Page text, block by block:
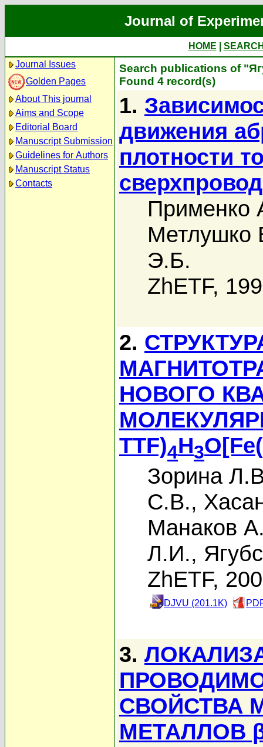
Journal of
HOME
Journal Issues
Golden Pages
About This journal
Aims and Scope
Editorial Board
Manuscript Submission
Guidelines for Authors
Manuscript Status
Contacts
Search publications of
Found 4 record(s)
1.
движения
плотности
Применко
Метлушко
Э.Б.
ZhETF,
2.
НОВОГО
TTF)4H3
Зорина
С.В.,
Манаков
Л.И.,
ZhETF,
DJVU (201.1K)
3.
СВОЙСТВА
МЕТАЛЛОВ